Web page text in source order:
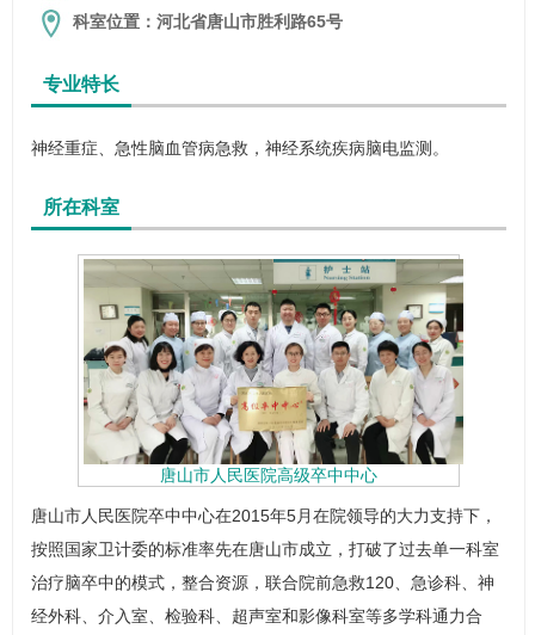
科室位置：河北省唐山市胜利路65号
专业特长
神经重症、急性脑血管病急救，神经系统疾病脑电监测。
所在科室
唐山市人民医院高级卒中中心
唐山市人民医院卒中中心在2015年5月在院领导的大力支持下，
按照国家卫计委的标准率先在唐山市成立，打破了过去单一科室
治疗脑卒中的模式，整合资源，联合院前急救120、 急诊科
神
经外科 、介入室、 检验科 、超声室和影像科室等多学科通力合